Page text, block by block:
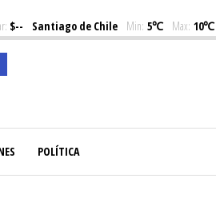
$-- Santiago de Chile Min: 5℃ Max: 10℃
POLÍTICA